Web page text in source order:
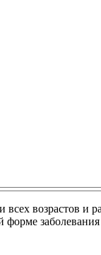
возрастов и